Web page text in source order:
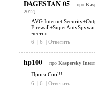
DAGESTAN 05 про
2012]
AVG Internet
честно
6
| 6 | Ответить
hp100 про Kaspersky
Прога Cool!!
6
| 6 | Ответить